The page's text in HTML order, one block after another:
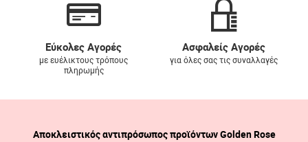
Εύκολες Αγορές
με ευέλικτους τρόπους
πληρωμής
Ασφαλείς Αγορές
για όλες σας τις συναλλαγές
Αποκλειστικός αντιπρόσωπος προϊόντων Golden Rose